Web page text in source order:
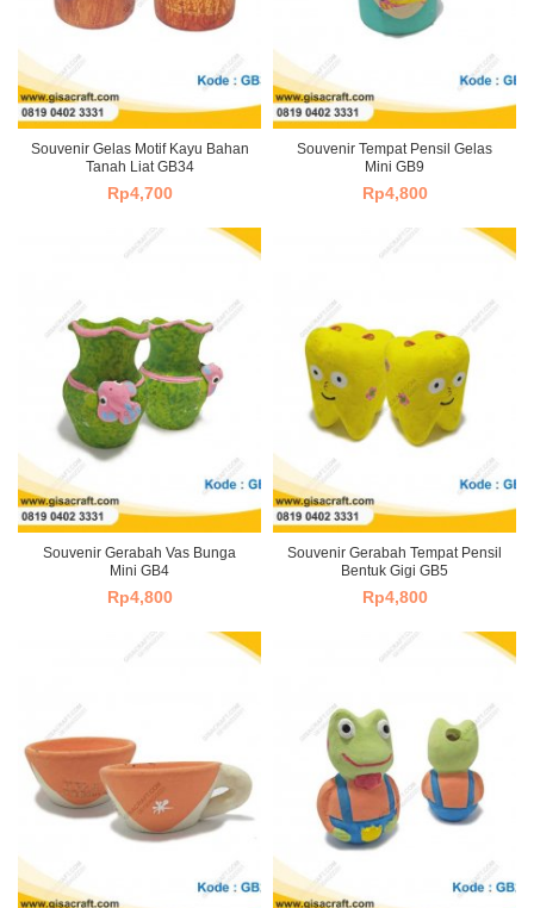
Souvenir Gelas Motif Kayu Bahan
Tanah Liat GB34
Rp4,700
Souvenir Tempat Pensil Gelas
Mini GB9
Rp4,800
Souvenir Gerabah Vas Bunga
Mini GB4
Rp4,800
Souvenir Gerabah Tempat Pensil
Bentuk Gigi GB5
Rp4,800